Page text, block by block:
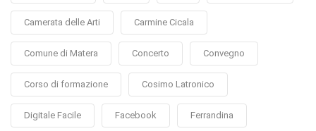
Camerata delle Arti Carmine Cicala
Comune di Matera Concerto Convegno
Corso di formazione Cosimo Latronico
Digitale Facile Facebook Ferrandina